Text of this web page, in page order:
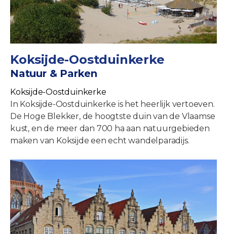
Koksijde-Oostduinkerke
Natuur & Parken
Koksijde-Oostduinkerke
In Koksijde-Oostduinkerke is het heerlijk vertoeven.
De Hoge Blekker, de hoogtste duin van de Vlaamse
kust, en de meer dan 700 ha aan natuurgebieden
maken van Koksijde een echt wandelparadijs.